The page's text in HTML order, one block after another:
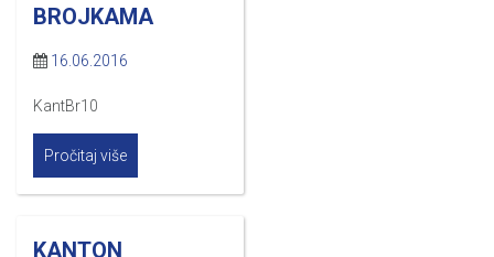
BROJKAMA
16.06.2016
KantBr10
Pročitaj više
KANTON